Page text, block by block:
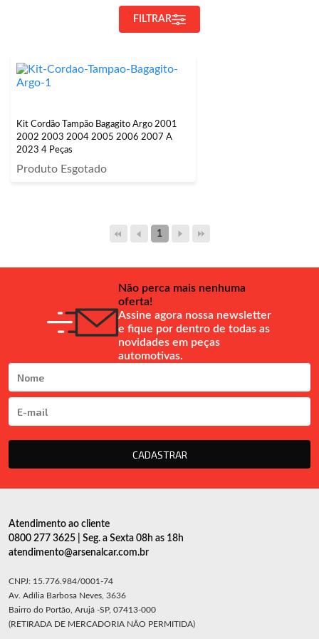
FILTRAR
Kit Cordão Tampão Bagagito Argo 2001
2002 2003 2004 2005 2006 2007 A
2023 4 Peças
Produto Esgotado
1
Não perca mais nenhuma
oferta!
Assine agora nossa newsletter
e fique por dentro de todas as
novidades em peças
automotivas.
CADASTRAR
Atendimento ao cliente
0800 277 3625 | Seg. a Sexta 08h as 18h
atendimento@arsenalcar.com.br
CNPJ: 15.776.984/0001-74
Av. Adília Barbosa Neves, 3636
Bairro do Portão, Arujá -SP, 07413-000
(RETIRADA DE MERCADORIA NÃO PERMITIDA)